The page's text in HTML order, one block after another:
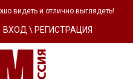
видеть и отлично выглядеть!
ВХОД \ РЕГИСТРАЦИЯ